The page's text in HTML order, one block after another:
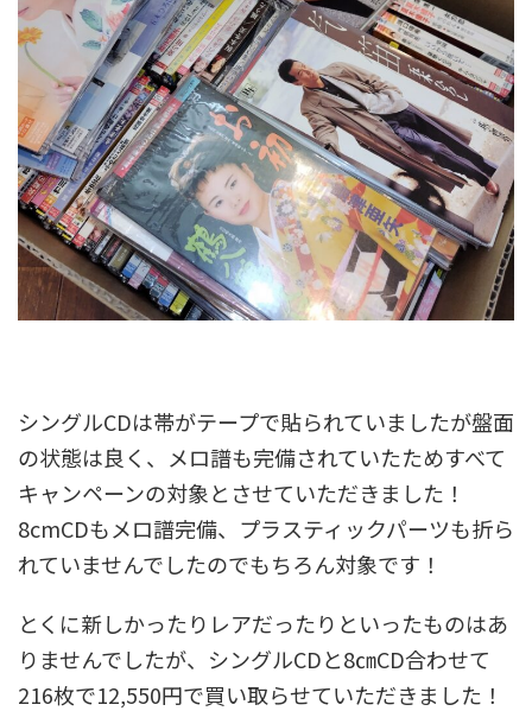
シングルCDは帯がテープで貼られていましたが盤面
の状態は良く、メロ譜も完備されていたためすべて
キャンペーンの対象とさせていただきました！
8cmCDもメロ譜完備、プラスティックパーツも折ら
れていませんでしたのでもちろん対象です！
とくに新しかったりレアだったりといったものはあ
りませんでしたが、シングルCDと8㎝CD合わせて
216枚で12,550円で買い取らせていただきました！